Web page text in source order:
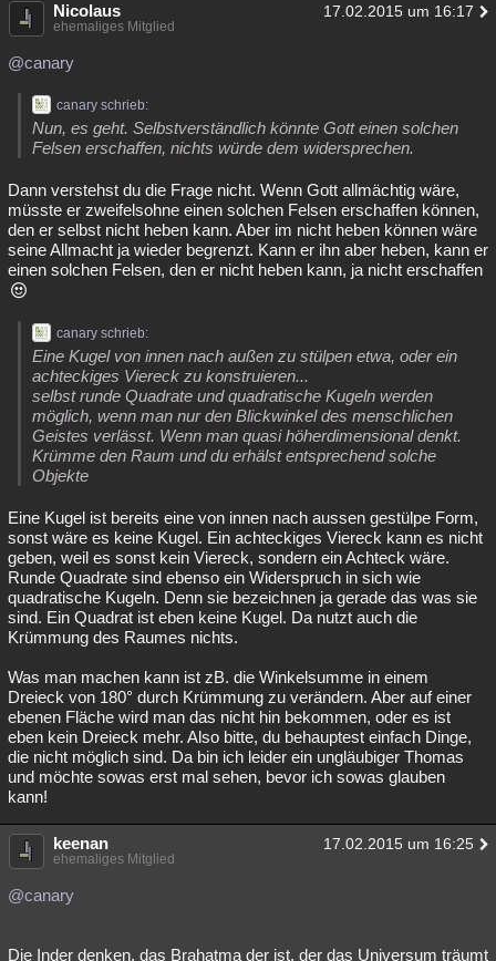
Nicolaus 17.02.2015 um 16:17
ehemaliges Mitglied
@canary
canary schrieb:
Nun, es geht. Selbstverständlich könnte Gott einen solchen
Felsen erschaffen, nichts würde dem widersprechen.
Dann verstehst du die Frage nicht. Wenn Gott allmächtig wäre,
müsste er zweifelsohne einen solchen Felsen erschaffen können,
den er selbst nicht heben kann. Aber im nicht heben können wäre
seine Allmacht ja wieder begrenzt. Kann er ihn aber heben, kann er
einen solchen Felsen, den er nicht heben kann, ja nicht erschaffen
canary schrieb:
Eine Kugel von innen nach außen zu stülpen etwa, oder ein
achteckiges Viereck zu konstruieren...
selbst runde Quadrate und quadratische Kugeln werden
möglich, wenn man nur den Blickwinkel des menschlichen
Geistes verlässt. Wenn man quasi höherdimensional denkt.
Krümme den Raum und du erhälst entsprechend solche
Objekte
Eine Kugel ist bereits eine von innen nach aussen gestülpe Form,
sonst wäre es keine Kugel. Ein achteckiges Viereck kann es nicht
geben, weil es sonst kein Viereck, sondern ein Achteck wäre.
Runde Quadrate sind ebenso ein Widerspruch in sich wie
quadratische Kugeln. Denn sie bezeichnen ja gerade das was sie
sind. Ein Quadrat ist eben keine Kugel. Da nutzt auch die
Krümmung des Raumes nichts.
Was man machen kann ist zB. die Winkelsumme in einem
Dreieck von 180° durch Krümmung zu verändern. Aber auf einer
ebenen Fläche wird man das nicht hin bekommen, oder es ist
eben kein Dreieck mehr. Also bitte, du behauptest einfach Dinge,
die nicht möglich sind. Da bin ich leider ein ungläubiger Thomas
und möchte sowas erst mal sehen, bevor ich sowas glauben
kann!
keenan 17.02.2015 um 16:25
ehemaliges Mitglied
@canary
Die Inder denken, das Brahatma der ist, der das Universum träumt